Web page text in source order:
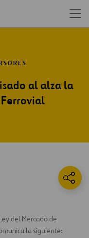
al alza la
del Mercado de
la siguiente: